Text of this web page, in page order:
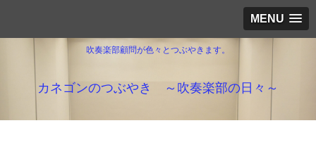
MENU
吹奏楽部顧問が色々とつぶやきます。
カネゴンのつぶやき ～吹奏楽部の日々～